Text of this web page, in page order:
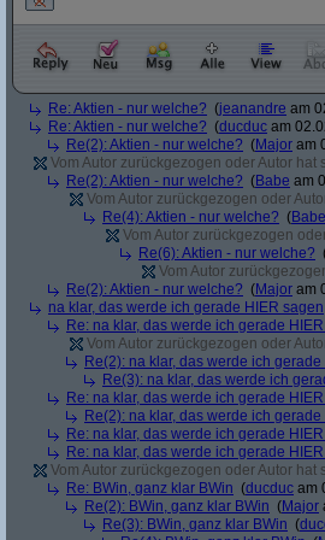
Re: Aktien - nur welche? (jeanandre am
Re: Aktien - nur welche? (ducduc am
Re(2): Aktien - nur welche? (Major am
Vom Autor zurückgezogen oder Autor
Re(2): Aktien - nur welche? (Babe am
Vom Autor zurückgezogen oder
Re(4): Aktien - nur welche? (Babe
Vom Autor zurückgezogen
Re(6): Aktien - nur welche?
Vom Autor
Re(2): Aktien - nur welche? (Major am
na klar, das werde ich gerade HIER sagen
Re: na klar, das werde ich gerade
Vom Autor zurückgezogen oder
Re(2): na klar, das werde ich
Re(3): na klar, das werde ich
Re: na klar, das werde ich gerade
Re(2): na klar, das werde ich
Re: na klar, das werde ich gerade
Re: na klar, das werde ich gerade
Vom Autor zurückgezogen oder Autor
Re: BWin, ganz klar BWin (ducduc am
Re(2): BWin, ganz klar BWin (Major
Re(3): BWin, ganz klar BWin (